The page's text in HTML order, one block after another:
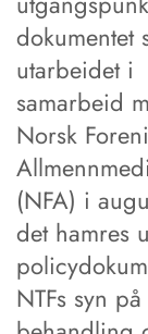
dokumentet
utarbeidet i
samarbeid
Norsk
(NFA) i
det hamres
NTFs syn